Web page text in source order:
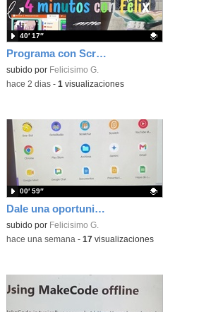
Programa con Scratch juegos con los partidos del mundial 2026 ganados por España
Contenido educativo.
subido por Felicisimo G.
40′ 17″
-hace 2 dias- 1 visualizaciones
Dale una oportunidad a los Chromebooks y utiliza un proyector para realizar talleres si no tienes pantallas táctiles
Contenido educativo.
subido por Felicisimo G.
00′ 59″
-hace una semana - 17 visualizaciones